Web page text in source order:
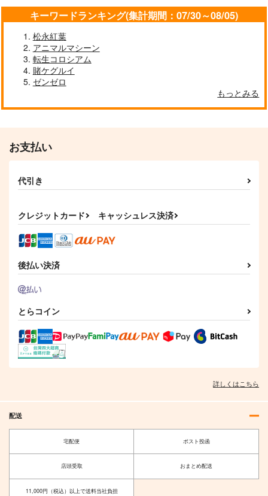
キーワードランキング(集計期間：07/30～08/05)
松永紅葉
アニマルマシーン
転生コロシアム
賭ケグルイ
ゼンゼロ
もっとみる
お支払い
代引き
クレジットカード キャッシュレス決済
後払い決済
とらコイン
詳しくはこちら
配送
宅配便 ポスト投函
店頭受取 おまとめ配送
11,000円（税込）以上で送料当社負担